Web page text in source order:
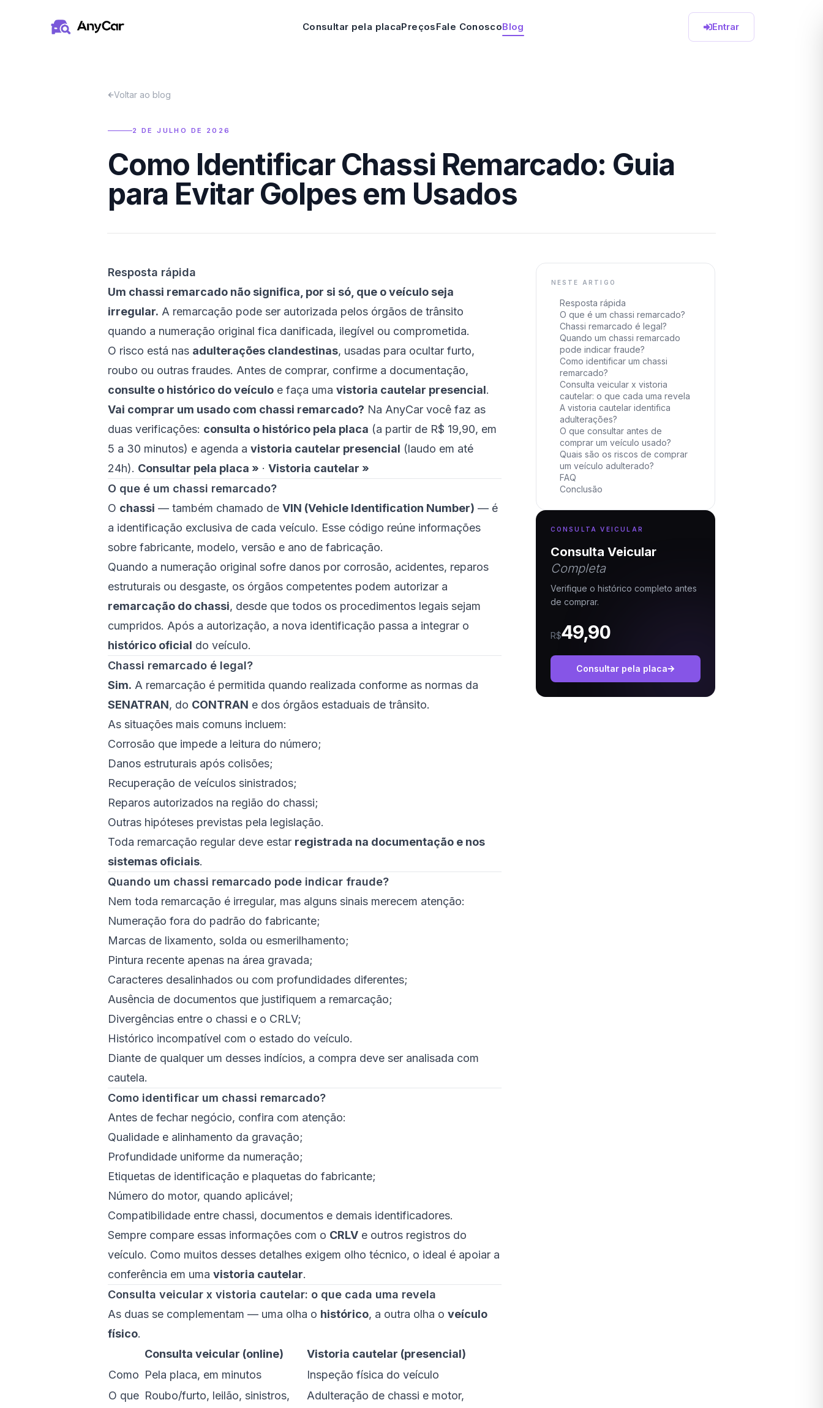
Consultar pela placaPreçosFale ConoscoBlog Entrar
Voltar ao blog
2 DE JULHO DE 2026
Como Identificar Chassi Remarcado: Guia
para Evitar Golpes em Usados
Resposta rápida
Um chassi remarcado não significa, por si só, que o veículo seja
irregular. A remarcação pode ser autorizada pelos órgãos de trânsito
quando a numeração original fica danificada, ilegível ou comprometida.
O risco está nas adulterações clandestinas, usadas para ocultar furto,
roubo ou outras fraudes. Antes de comprar, confirme a documentação,
consulte o histórico do veículo e faça uma vistoria cautelar presencial.
Vai comprar um usado com chassi remarcado? Na AnyCar você faz as
duas verificações: consulta o histórico pela placa (a partir de R$ 19,90, em
5 a 30 minutos) e agenda a vistoria cautelar presencial (laudo em até
24h). Consultar pela placa » · Vistoria cautelar »
O que é um chassi remarcado?
O chassi — também chamado de VIN (Vehicle Identification Number) — é
a identificação exclusiva de cada veículo. Esse código reúne informações
sobre fabricante, modelo, versão e ano de fabricação.
Quando a numeração original sofre danos por corrosão, acidentes, reparos
estruturais ou desgaste, os órgãos competentes podem autorizar a
remarcação do chassi, desde que todos os procedimentos legais sejam
cumpridos. Após a autorização, a nova identificação passa a integrar o
histórico oficial do veículo.
Chassi remarcado é legal?
Sim. A remarcação é permitida quando realizada conforme as normas da
SENATRAN, do CONTRAN e dos órgãos estaduais de trânsito.
As situações mais comuns incluem:
Corrosão que impede a leitura do número;
Danos estruturais após colisões;
Recuperação de veículos sinistrados;
Reparos autorizados na região do chassi;
Outras hipóteses previstas pela legislação.
Toda remarcação regular deve estar registrada na documentação e nos
sistemas oficiais.
Quando um chassi remarcado pode indicar fraude?
Nem toda remarcação é irregular, mas alguns sinais merecem atenção:
Numeração fora do padrão do fabricante;
Marcas de lixamento, solda ou esmerilhamento;
Pintura recente apenas na área gravada;
Caracteres desalinhados ou com profundidades diferentes;
Ausência de documentos que justifiquem a remarcação;
Divergências entre o chassi e o CRLV;
Histórico incompatível com o estado do veículo.
Diante de qualquer um desses indícios, a compra deve ser analisada com
cautela.
Como identificar um chassi remarcado?
Antes de fechar negócio, confira com atenção:
Qualidade e alinhamento da gravação;
Profundidade uniforme da numeração;
Etiquetas de identificação e plaquetas do fabricante;
Número do motor, quando aplicável;
Compatibilidade entre chassi, documentos e demais identificadores.
Sempre compare essas informações com o CRLV e outros registros do
veículo. Como muitos desses detalhes exigem olho técnico, o ideal é apoiar a
conferência em uma vistoria cautelar.
Consulta veicular x vistoria cautelar: o que cada uma revela
As duas se complementam — uma olha o histórico, a outra olha o veículo
físico.
Consulta veicular (online)
Vistoria cautelar (presencial)
Como Pela placa, em minutos
Inspeção física do veículo
O que Roubo/furto, leilão, sinistros,
Adulteração de chassi e motor,
NESTE ARTIGO
Resposta rápida
O que é um chassi remarcado?
Chassi remarcado é legal?
Quando um chassi remarcado
pode indicar fraude?
Como identificar um chassi
remarcado?
Consulta veicular x vistoria
cautelar: o que cada uma revela
A vistoria cautelar identifica
adulterações?
O que consultar antes de
comprar um veículo usado?
Quais são os riscos de comprar
um veículo adulterado?
FAQ
Conclusão
CONSULTA VEICULAR
Consulta Veicular
Completa
Verifique o histórico completo antes
de comprar.
R$49,90
Consultar pela placa